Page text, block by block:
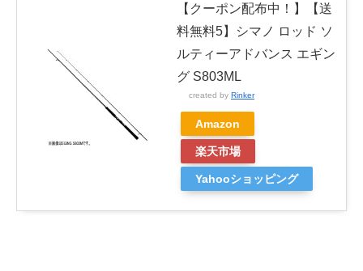
【クーポン配布中！】【送
料無料5】シマノ ロッド ソ
ルティーアドバンス エギン
グ S803ML
created by Rinker
Amazon
楽天市場
Yahooショッピング